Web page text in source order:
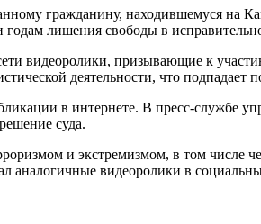
гражданину, находившемуся на
лишения свободы в
видеоролики, призывающие к
деятельности, что подпадает
в интернете. В пресс-службе
суда.
и экстремизмом, в том числе
аналогичные видеоролики в